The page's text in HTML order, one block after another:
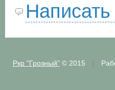
Ркр "Грозный"© 2015